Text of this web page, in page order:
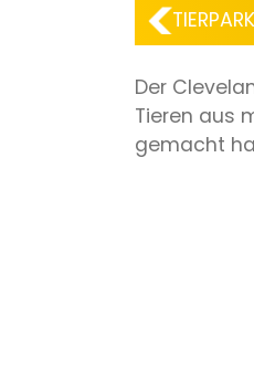
Der
Tieren aus
gemacht